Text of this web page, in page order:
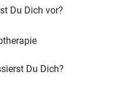
Du Dich vor?
Du Dich?